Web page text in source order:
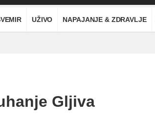
UŽIVO NAPAJANJE & ZDRAVLJE
Gljiva